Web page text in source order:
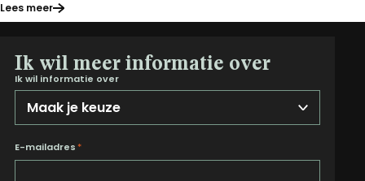
Lees meer
Ik wil meer informatie over
Ik wil informatie over
E-mailadres *